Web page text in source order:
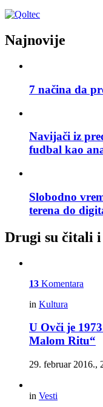
Najnovije
7 načina da
Navijači iz
fudbal kao
Slobodno
terena do
Drugi su čitali i
13 Komentara
in Kultura
U Ovči je
Malom Ritu“
29. februar 2016.,
in Vesti